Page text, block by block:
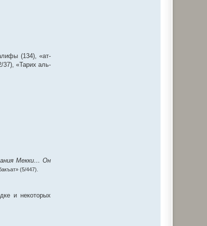
(134), «ат-
37), «Тарих аль-
Мекки… Он
(5/447).
и некоторых